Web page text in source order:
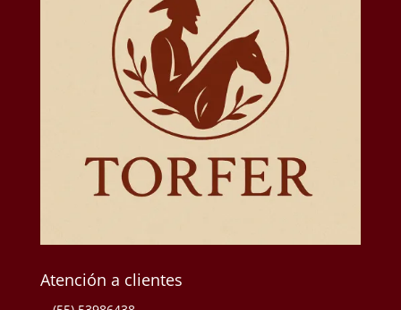
Atención a clientes